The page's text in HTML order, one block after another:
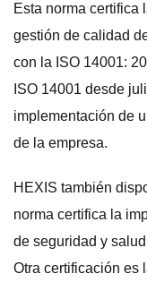
Esta norma certifica
gestión de calidad
con la ISO 14001:
ISO 14001 desde
implementación de
de la empresa.
HEXIS también
norma certifica la
de seguridad y
Otra certificación es